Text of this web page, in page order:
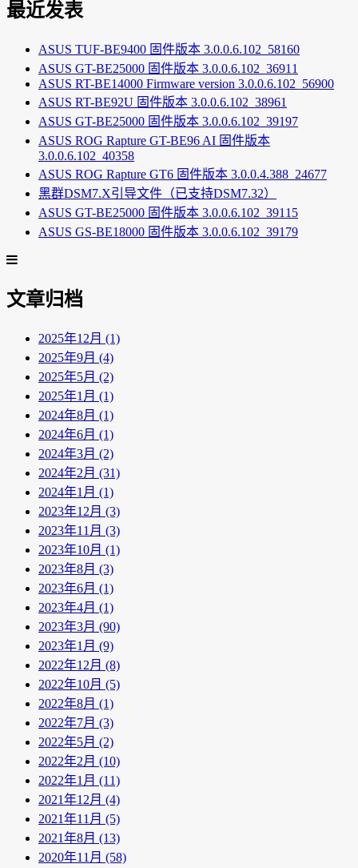
最近发表
ASUS TUF-BE9400 固件版本 3.0.0.6.102_58160
ASUS GT-BE25000 固件版本 3.0.0.6.102_36911
ASUS RT-BE14000 Firmware version 3.0.0.6.102_56900
ASUS RT-BE92U 固件版本 3.0.0.6.102_38961
ASUS GT-BE25000 固件版本 3.0.0.6.102_39197
ASUS ROG Rapture GT-BE96 AI 固件版本
3.0.0.6.102_40358
ASUS ROG Rapture GT6 固件版本 3.0.0.4.388_24677
黑群DSM7.X引导文件（已支持DSM7.32）
ASUS GT-BE25000 固件版本 3.0.0.6.102_39115
ASUS GS-BE18000 固件版本 3.0.0.6.102_39179
文章归档
2025年12月 (1)
2025年9月 (4)
2025年5月 (2)
2025年1月 (1)
2024年8月 (1)
2024年6月 (1)
2024年3月 (2)
2024年2月 (31)
2024年1月 (1)
2023年12月 (3)
2023年11月 (3)
2023年10月 (1)
2023年8月 (3)
2023年6月 (1)
2023年4月 (1)
2023年3月 (90)
2023年1月 (9)
2022年12月 (8)
2022年10月 (5)
2022年8月 (1)
2022年7月 (3)
2022年5月 (2)
2022年2月 (10)
2022年1月 (11)
2021年12月 (4)
2021年11月 (5)
2021年8月 (13)
2020年11月 (58)